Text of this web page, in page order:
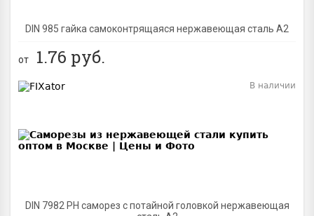
DIN 985 гайка самоконтрящаяся нержавеющая сталь A2
от 1.76 руб.
DIN 7982 PH саморез с потайной головкой нержавеющая
В наличии